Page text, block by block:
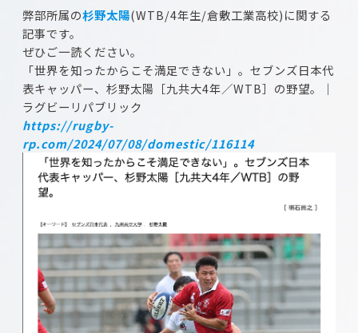
弊部所属の杉野太陽(WTB/4年生/倉敷工業高校)に関する
記事です。
ぜひご一読ください。
「世界を知ったからこそ満足できない」。セブンズ日本代
表キャッパー、杉野太陽［九共大4年／WTB］の野望。｜
ラグビーリパブリック
https://rugby-
rp.com/2024/07/08/domestic/116114